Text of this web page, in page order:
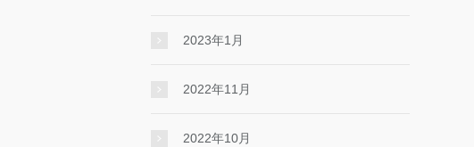
2023年1月
2022年11月
2022年10月